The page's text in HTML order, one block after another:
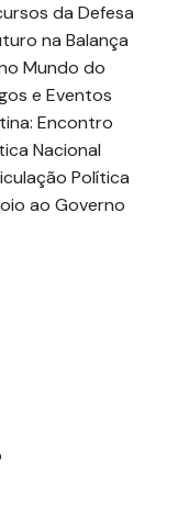
da Defesa
na Balança
Mundo do
e Eventos
Encontro
Nacional
Política
ao Governo